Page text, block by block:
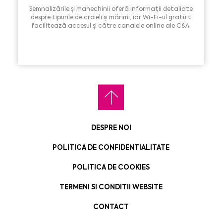
Semnalizările și manechinii oferă informații detaliate
despre tipurile de croieli și mărimi, iar Wi-Fi-ul gratuit
facilitează accesul și către canalele online ale C&A.
DESPRE NOI
POLITICA DE CONFIDENTIALITATE
POLITICA DE COOKIES
TERMENI SI CONDITII WEBSITE
CONTACT